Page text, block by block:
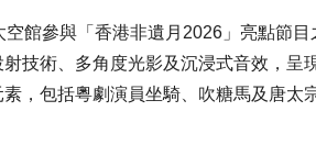
館參與「香港非遺月2026」亮點節目
技術、多角度光影及沉浸式音效，呈
，包括粵劇演員坐騎、吹糖馬及唐太